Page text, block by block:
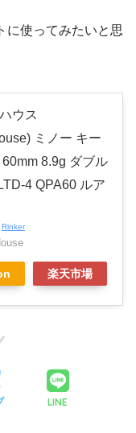
に使ってみたいと思
ウス
ミノー キー
8.9g ダブル
4 QPA60 ルア
Rinker
楽天市場
LINE